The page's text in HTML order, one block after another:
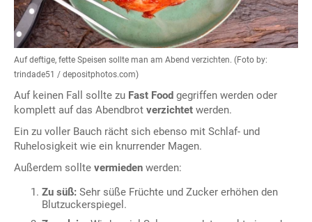
Auf deftige, fette Speisen sollte man am Abend verzichten. (Foto by:
trindade51 / depositphotos.com)
Auf keinen Fall sollte zu Fast Food gegriffen werden oder
komplett auf das Abendbrot verzichtet werden.
Ein zu voller Bauch rächt sich ebenso mit Schlaf- und
Ruhelosigkeit wie ein knurrender Magen.
Außerdem sollte vermieden werden:
Zu süß: Sehr süße Früchte und Zucker erhöhen den
Blutzuckerspiegel.